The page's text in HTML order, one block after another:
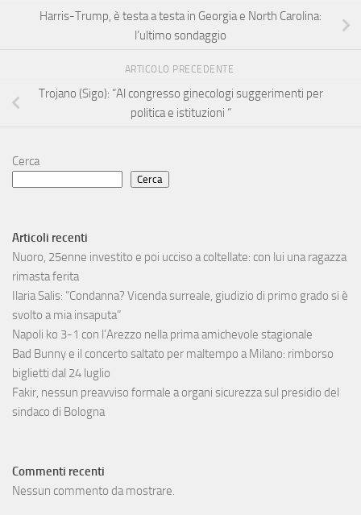
Harris-Trump, è testa a testa in Georgia e North Carolina:
l’ultimo sondaggio
ARTICOLO PRECEDENTE
Trojano (Sigo): “Al congresso ginecologi suggerimenti per
politica e istituzioni “
Cerca
Cerca
Articoli recenti
Nuoro, 25enne investito e poi ucciso a coltellate: con lui una ragazza
rimasta ferita
Ilaria Salis: “Condanna? Vicenda surreale, giudizio di primo grado si è
svolto a mia insaputa”
Napoli ko 3-1 con l’Arezzo nella prima amichevole stagionale
Bad Bunny e il concerto saltato per maltempo a Milano: rimborso
biglietti dal 24 luglio
Fakir, nessun preavviso formale a organi sicurezza sul presidio del
sindaco di Bologna
Commenti recenti
Nessun commento da mostrare.